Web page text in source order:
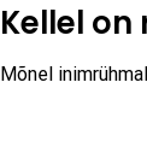
Kellel
Mõnel